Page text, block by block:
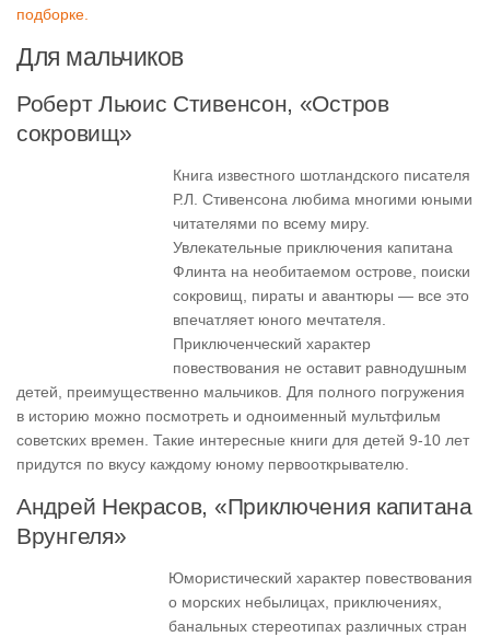
подборке.
Для мальчиков
Роберт Льюис Стивенсон, «Остров
сокровищ»
Книга известного шотландского писателя
Р.Л. Стивенсона любима многими юными
читателями по всему миру.
Увлекательные приключения капитана
Флинта на необитаемом острове, поиски
сокровищ, пираты и авантюры — все это
впечатляет юного мечтателя.
Приключенческий характер
повествования не оставит равнодушным
детей, преимущественно мальчиков. Для полного погружения
в историю можно посмотреть и одноименный мультфильм
советских времен. Такие интересные книги для детей 9-10 лет
придутся по вкусу каждому юному первооткрывателю.
Андрей Некрасов, «Приключения капитана
Врунгеля»
Юмористический характер повествования
о морских небылицах, приключениях,
банальных стереотипах различных стран